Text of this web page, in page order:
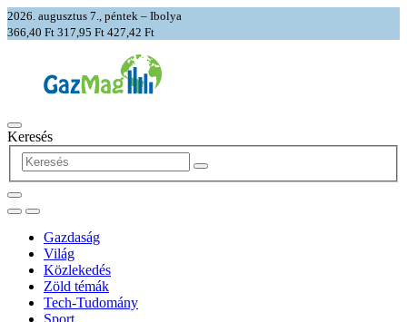
2026. augusztus 7., péntek – Ibolya
366,40 Ft 317,95 Ft 427,42 Ft
Keresés
Gazdaság
Világ
Közlekedés
Zöld témák
Tech-Tudomány
Sport